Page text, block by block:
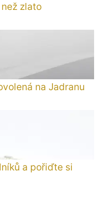
zlato
na Jadranu
a pořiďte si